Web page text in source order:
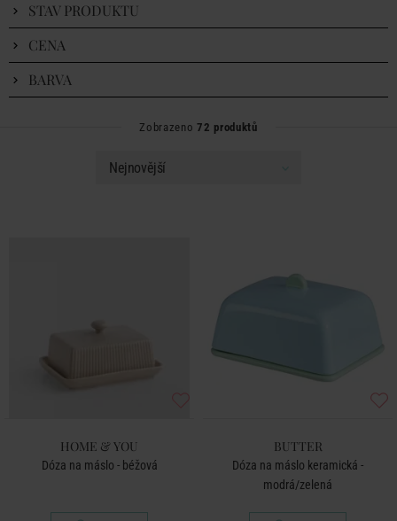
STAV PRODUKTU
CENA
BARVA
Zobrazeno72 produktů
HOME & YOU
Dóza na máslo - béžová
BUTTER
Dóza na máslo keramická -
modrá/zelená